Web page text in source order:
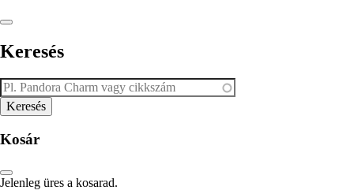
Keresés
Kosár
Jelenleg üres a kosarad.